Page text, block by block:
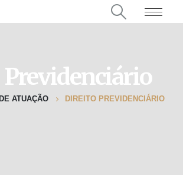
ATUAÇÃO DIREITO PREVIDENCIÁRIO